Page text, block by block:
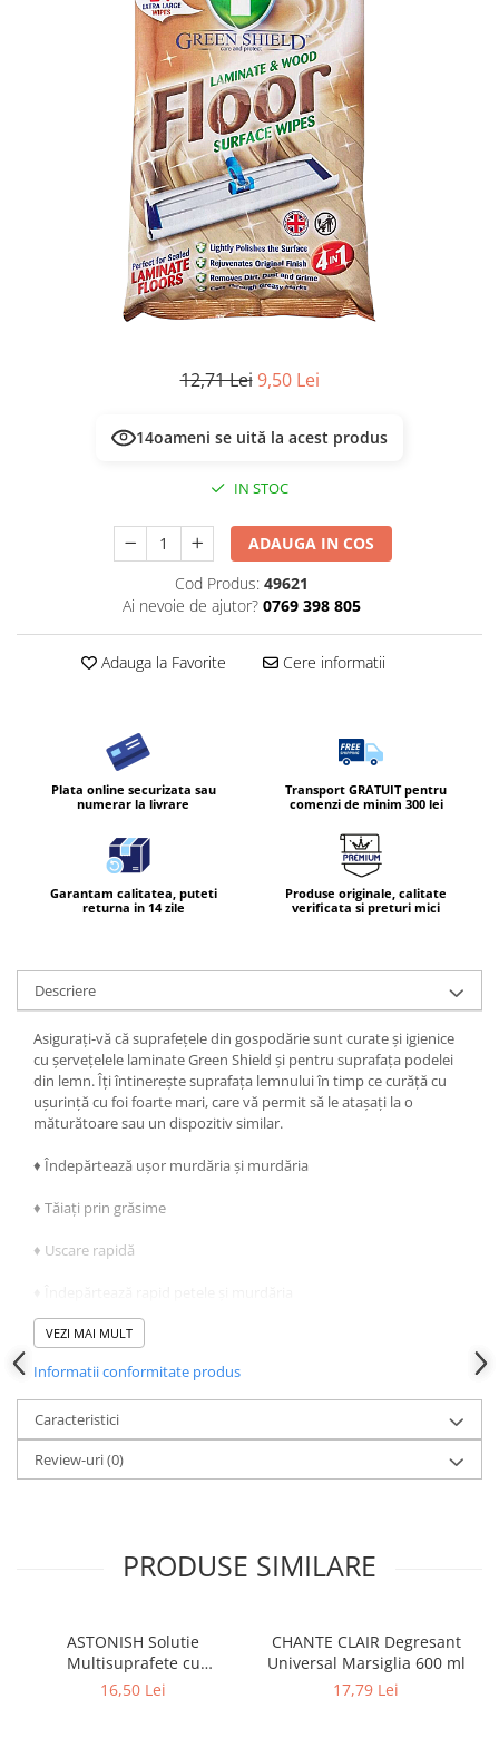
Masca & Gel de par
Servetele Umede & Uscate
12,71 Lei 9,50 Lei
14oameni se uită la acest produs
IN STOC
ADAUGA IN COS
Cod Produs: 49621
Ai nevoie de ajutor? 0769 398 805
Adauga la Favorite Cere informatii
Plata online securizata sau
numerar la livrare
Transport GRATUIT pentru
comenzi de minim 300 lei
Garantam calitatea, puteti
returna in 14 zile
Produse originale, calitate
verificata si preturi mici
Descriere
Asigurați-vă că suprafețele din gospodărie sunt curate și igienice
cu șervețelele laminate Green Shield și pentru suprafața podelei
din lemn. Îți întinerește suprafața lemnului în timp ce curăță cu
ușurință cu foi foarte mari, care vă permit să le atașați la o
măturătoare sau un dispozitiv similar.
♦ Îndepărtează ușor murdăria și murdăria
♦ Tăiați prin grăsime
♦ Uscare rapidă
♦ Omoara 99,9% dintre bacterii
♦ Poate fi folosit pe multe suprafete dure
VEZI MAI MULT
Informatii conformitate produs
Caracteristici
Review-uri(0)
PRODUSE SIMILARE
ASTONISH Solutie
Multisuprafete cu
Bicarbonat de Sodiu 750 ml
16,50 Lei
CHANTE CLAIR Degresant
Universal Marsiglia 600 ml
17,79 Lei